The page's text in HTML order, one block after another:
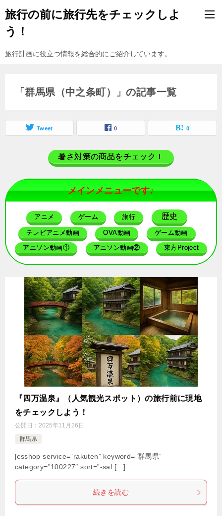
旅行の前に旅行先をチェックしよ
う！
旅行計画に役立つ情報を総合的にご紹介しています。
「群馬県（中之条町）」の記事一覧
Tweet 0 0
暑さ対策の商品をチェック！
メインメニューです♪
アニメ ゲーム 旅行 歴史
テレビアニメ動画 OVA動画 ゲーム動画
アニソン動画① アニソン動画② 東方Project
『四万温泉』（人気観光スポット）の旅行前に現地
をチェックしよう！
公開日： 2025年11月26日
群馬県
[csshop service=”rakuten” keyword=”群馬県”
category=”100227″ sort=”-sal […]
続きを読む